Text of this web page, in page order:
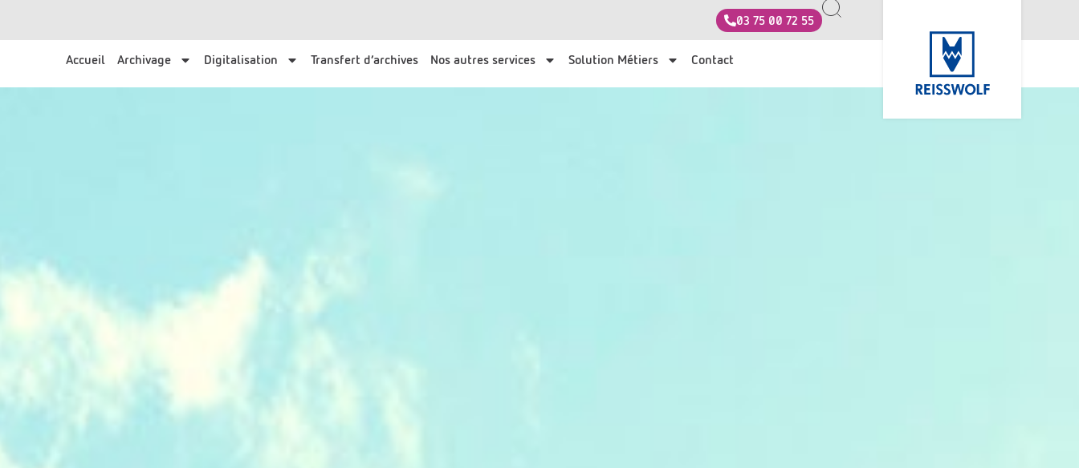
03 75 00 72 55
Accueil Archivage Digitalisation Transfert d’archives Nos autres services Solution Métiers Contact